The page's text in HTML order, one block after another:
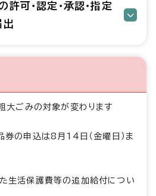
可・認定・承認・指定
出
大ごみの対象が変わります
券の申込は8月14日（金曜日）ま
生活保護費等の追加給付につい